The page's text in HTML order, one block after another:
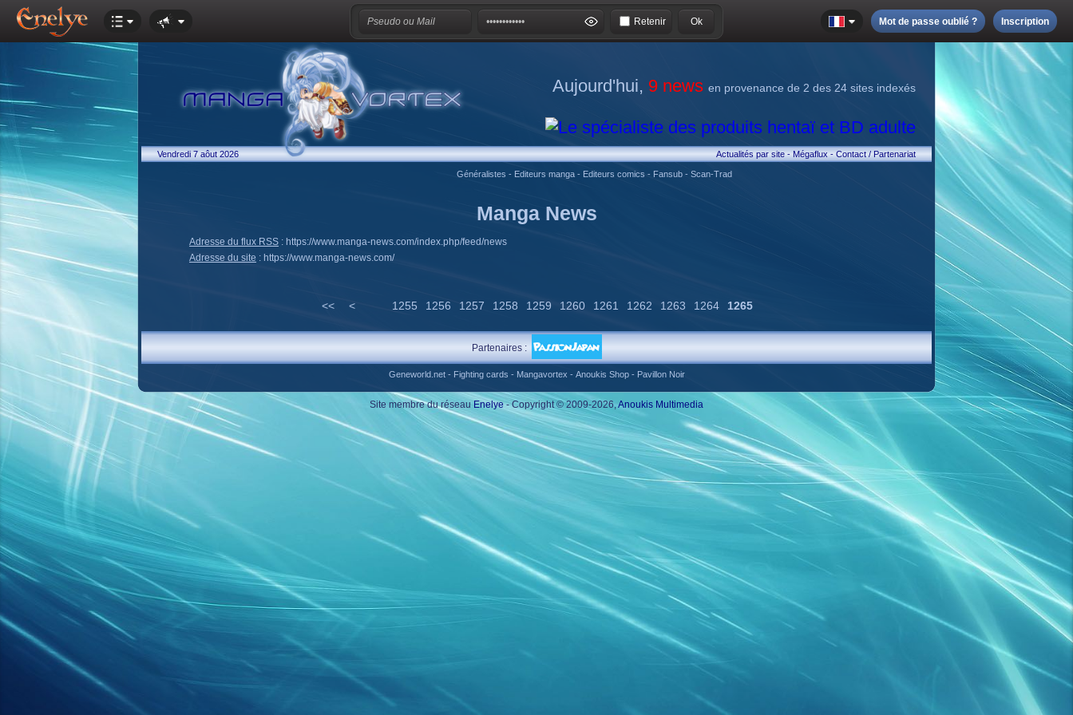
Retenir Mot de passe oublié ? Inscription
Aujourd'hui, 9 news en provenance de 2 des 24 sites indexés
Vendredi 7 aôut 2026 Actualités par site-Mégaflux-Contact / Partenariat
Généralistes - Editeurs manga - Editeurs comics - Fansub - Scan-Trad
Manga News
Adresse du flux RSS : https://www.manga-news.com/index.php/feed/news
Adresse du site : https://www.manga-news.com/
<< < 1255 1256 1257 1258 1259 1260 1261 1262 1263 1264 1265
Partenaires :
Geneworld.net- Fighting cards - Mangavortex - Anoukis Shop- Pavillon Noir
Site membre du réseau Enelye- Copyright © 2009-2026,Anoukis Multimedia